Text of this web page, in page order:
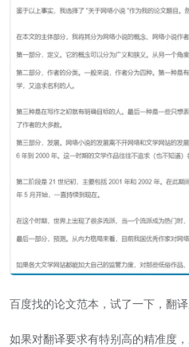
百度找的论文范本，试了一下，翻译
如果对翻译要求有特别高的精准度